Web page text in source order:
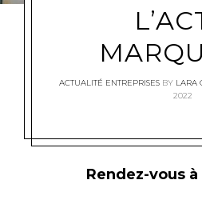
ACTUALITÉ ENTREPRISES BY LARA
2022
Rendez-vous à